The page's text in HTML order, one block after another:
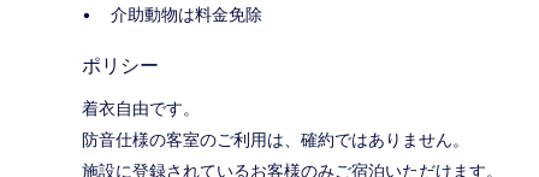
介助動物は料金免除
ポリシー
着衣自由です。
防音仕様の客室のご利用は、確約ではありません。
施設に登録されているお客様のみご宿泊いただけます。